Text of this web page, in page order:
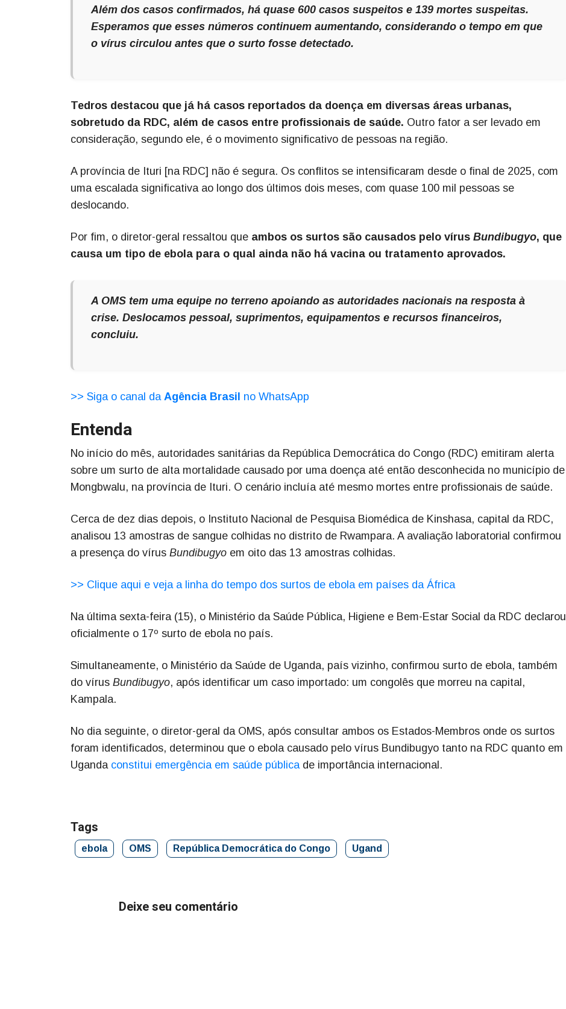
Além dos casos confirmados, há quase 600 casos suspeitos e 139 mortes suspeitas.
Esperamos que esses números continuem aumentando, considerando o tempo em que
o vírus circulou antes que o surto fosse detectado.
Tedros destacou que já há casos reportados da doença em diversas áreas urbanas,
sobretudo da RDC, além de casos entre profissionais de saúde. Outro fator a ser levado em
consideração, segundo ele, é o movimento significativo de pessoas na região.
A província de Ituri [na RDC] não é segura. Os conflitos se intensificaram desde o final de 2025, com
uma escalada significativa ao longo dos últimos dois meses, com quase 100 mil pessoas se
deslocando.
Por fim, o diretor-geral ressaltou que ambos os surtos são causados pelo vírus Bundibugyo, que
causa um tipo de ebola para o qual ainda não há vacina ou tratamento aprovados.
A OMS tem uma equipe no terreno apoiando as autoridades nacionais na resposta à
crise. Deslocamos pessoal, suprimentos, equipamentos e recursos financeiros,
concluiu.
>> Siga o canal da Agência Brasil no WhatsApp
Entenda
No início do mês, autoridades sanitárias da República Democrática do Congo (RDC) emitiram alerta
sobre um surto de alta mortalidade causado por uma doença até então desconhecida no município de
Mongbwalu, na província de Ituri. O cenário incluía até mesmo mortes entre profissionais de saúde.
Cerca de dez dias depois, o Instituto Nacional de Pesquisa Biomédica de Kinshasa, capital da RDC,
analisou 13 amostras de sangue colhidas no distrito de Rwampara. A avaliação laboratorial confirmou
a presença do vírus Bundibugyo em oito das 13 amostras colhidas.
>> Clique aqui e veja a linha do tempo dos surtos de ebola em países da África
Na última sexta-feira (15), o Ministério da Saúde Pública, Higiene e Bem-Estar Social da RDC declarou
oficialmente o 17º surto de ebola no país.
Simultaneamente, o Ministério da Saúde de Uganda, país vizinho, confirmou surto de ebola, também
do vírus Bundibugyo, após identificar um caso importado: um congolês que morreu na capital,
Kampala.
No dia seguinte, o diretor-geral da OMS, após consultar ambos os Estados-Membros onde os surtos
foram identificados, determinou que o ebola causado pelo vírus Bundibugyo tanto na RDC quanto em
Uganda constitui emergência em saúde públicade importância internacional.
Tags
ebola OMS República Democrática do Congo Ugand
Deixe seu comentário